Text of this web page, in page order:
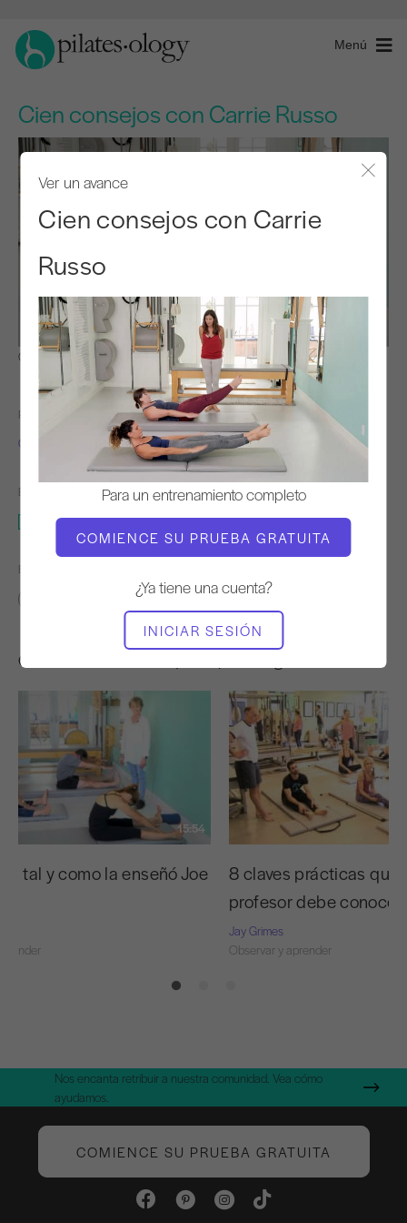
Menú
Cien consejos con Carrie Russo
Ver un avance
Cien consejos con Carrie
Russo
Para un entrenamiento completo
COMIENCE SU PRUEBA GRATUITA
¿Ya tiene una cuenta?
INICIAR SESIÓN
Observar y aprender
PROFESOR
Carrie Russo
TIEMPO DE VÍDEO
1:11
EQUIPO NECESARIO
Mat
ENCONTRAR CLASES SIMILARES PARA
Otros entrenamientos que te pueden gustar
15:54
C tal y como la enseñó Joe
8 claves prácticas que
profesor debe conocer
Jay Grimes
Observar y aprender
Nos encanta retribuir a nuestra comunidad. Vea cómo
ayudamos.
COMIENCE SU PRUEBA GRATUITA